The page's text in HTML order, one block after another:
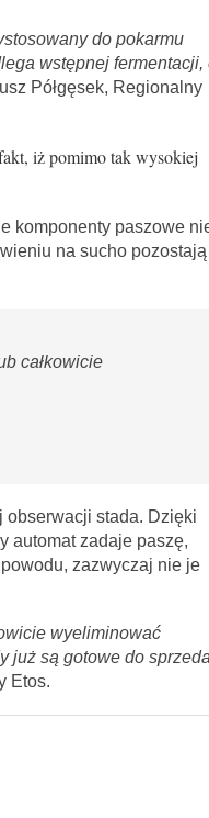
do pokarmu
wstępnej fermentacji,
Półgęsek, Regionalny
iż pomimo tak wysokiej
komponenty paszowe
na sucho pozostają
całkowicie
obserwacji stada. Dzięki
automat zadaje paszę,
zazwyczaj nie je
wyeliminować
już są gotowe do
Etos.